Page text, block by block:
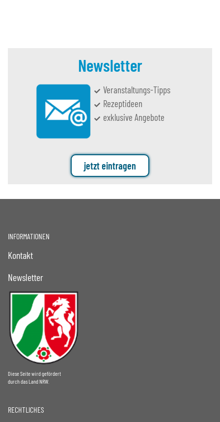
Newsletter
Veranstaltungs-Tipps
Rezeptideen
exklusive Angebote
jetzt eintragen
INFORMATIONEN
Kontakt
Newsletter
Diese Seite wird gefördert
durch das Land NRW.
RECHTLICHES